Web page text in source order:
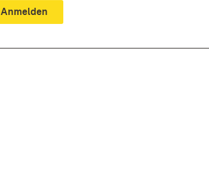
Anmelden